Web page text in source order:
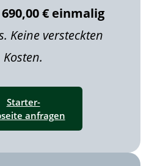
690,00 € einmalig
Keine versteckten
Kosten.
Starter-
anfragen